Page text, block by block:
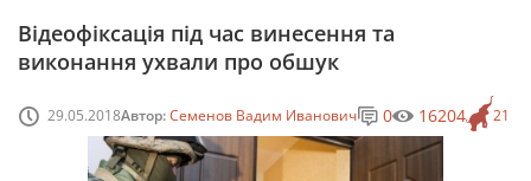
Відеофіксація під час винесення та
виконання ухвали про обшук
29.05.2018Автор:Семенов Вадим Иванович 21
0 16204